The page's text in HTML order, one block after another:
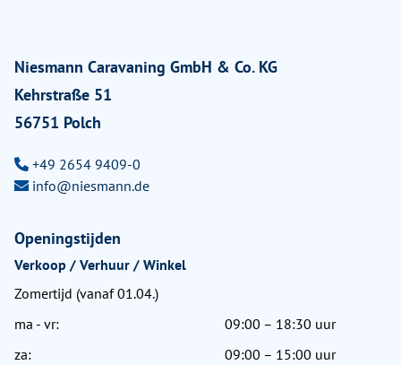
Niesmann Caravaning GmbH & Co. KG
Kehrstraße 51
56751 Polch
+49 2654 9409-0
info@niesmann.de
Openingstijden
Verkoop / Verhuur / Winkel
Zomertijd (vanaf 01.04.)
ma - vr:
09:00 – 18:30 uur
za:
09:00 – 15:00 uur